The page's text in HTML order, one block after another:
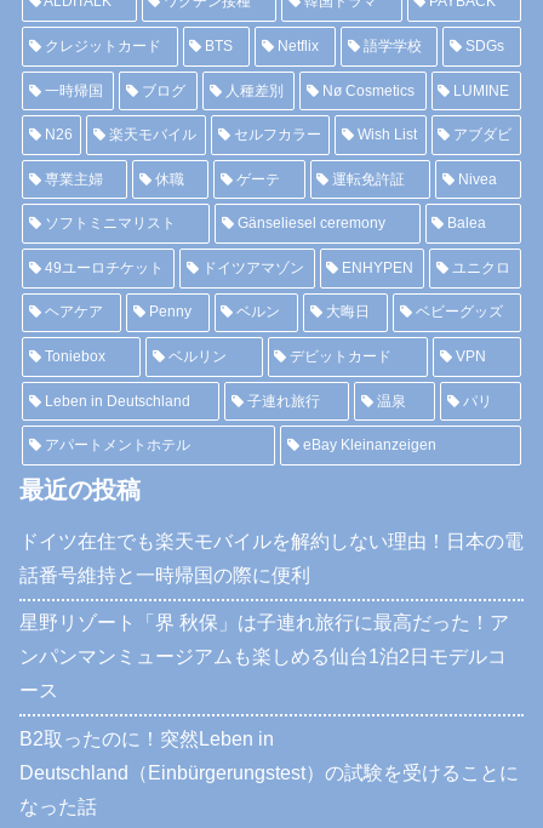
クレジットカード BTS Netflix 語学学校 SDGs
一時帰国 ブログ 人種差別 Nø Cosmetics LUMINE
N26 楽天モバイル セルフカラー Wish List アブダビ
専業主婦 休職 ゲーテ 運転免許証 Nivea
ソフトミニマリスト Gänseliesel ceremony Balea
49ユーロチケット ドイツアマゾン ENHYPEN ユニクロ
ヘアケア Penny ベルン 大晦日 ベビーグッズ
Toniebox ベルリン デビットカード VPN
Leben in Deutschland 子連れ旅行 温泉 パリ
アパートメントホテル eBay Kleinanzeigen
最近の投稿
ドイツ在住でも楽天モバイルを解約しない理由！日本の電
話番号維持と一時帰国の際に便利
星野リゾート「界 秋保」は子連れ旅行に最高だった！ア
ンパンマンミュージアムも楽しめる仙台1泊2日モデルコ
ース
B2取ったのに！突然Leben in
Deutschland（Einbürgerungstest）の試験を受けることに
なった話